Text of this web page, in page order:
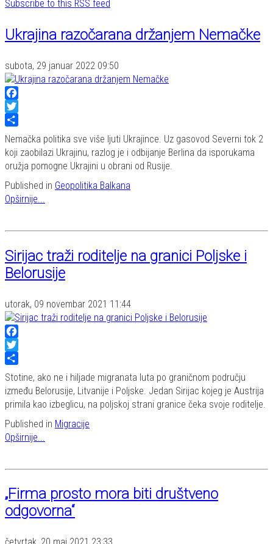
Subscribe to this RSS feed
Ukrajina razočarana držanjem Nemačke
subota, 29 januar 2022 09:50
Facebook
Twitter
Share
Nemačka politika sve više ljuti Ukrajince. Uz gasovod Severni tok 2
koji zaobilazi Ukrajinu, razlog je i odbijanje Berlina da isporukama
oružja pomogne Ukrajini u obrani od Rusije.
Published in Geopolitika Balkana
Opširnije...
Sirijac traži roditelje na granici Poljske i
Belorusije
utorak, 09 novembar 2021 11:44
Facebook
Twitter
Share
Stotine, ako ne i hiljade migranata luta po graničnom području
između Belorusije, Litvanije i Poljske. Jedan Sirijac kojeg je Austrija
primila kao izbeglicu, na poljskoj strani granice čeka svoje roditelje.
Published in Migracije
Opširnije...
„Firma prosto mora biti društveno
odgovorna“